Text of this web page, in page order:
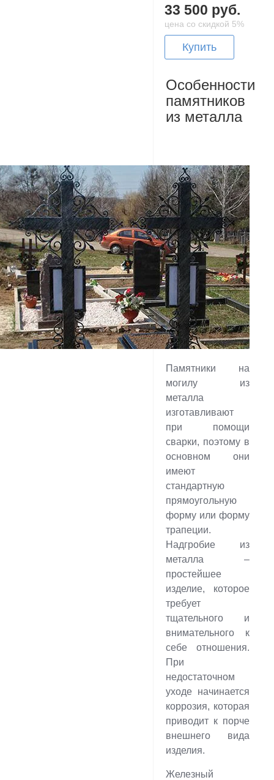
33 500 руб.
цена со скидкой 5%
Купить
Особенности
памятников
из металла
Памятники на
могилу из
металла
изготавливают
при помощи
сварки, поэтому в
основном они
имеют
стандартную
прямоугольную
форму или форму
трапеции.
Надгробие из
металла –
простейшее
изделие, которое
требует
тщательного и
внимательного к
себе отношения.
При
недостаточном
уходе начинается
коррозия, которая
приводит к порче
внешнего вида
изделия.
Железный